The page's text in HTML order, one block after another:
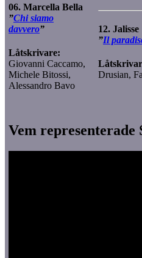
06. Marcella Bella
”Chi siamo
davvero”
Låtskrivare:
Giovanni Caccamo,
Michele Bitossi,
Alessandro Bavo
12. Jalisse
”Il
Drusian,
Vem